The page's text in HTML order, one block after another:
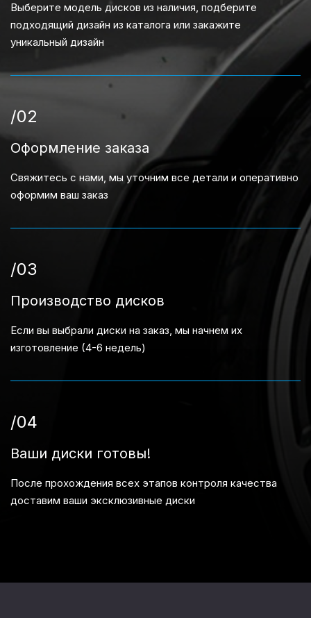
Выберите модель дисков из наличия, подберите
подходящий дизайн из каталога или закажите
уникальный дизайн
/02
Оформление заказа
Свяжитесь с нами, мы уточним все детали и оперативно
оформим ваш заказ
/03
Производство дисков
Если вы выбрали диски на заказ, мы начнем их
изготовление (4-6 недель)
/04
Ваши диски готовы!
После прохождения всех этапов контроля качества
доставим ваши эксклюзивные диски